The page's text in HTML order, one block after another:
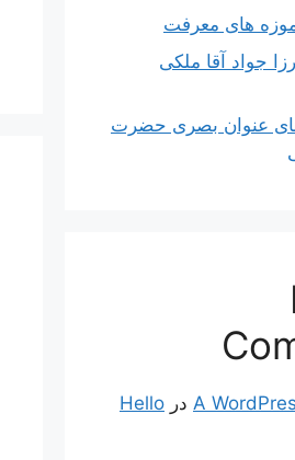
های معرفت
جواد آقا ملکی
عنوان بصری حضرت
A در Hello